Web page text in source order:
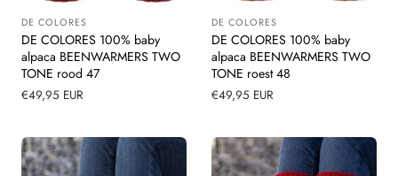
Leverancier:
DE COLORES
DE COLORES 100% baby
alpaca BEENWARMERS TWO
TONE rood 47
Normale
€49,95 EUR
Leverancier:
DE COLORES
DE COLORES 100% baby
alpaca BEENWARMERS TWO
TONE roest 48
Normale
€49,95 EUR